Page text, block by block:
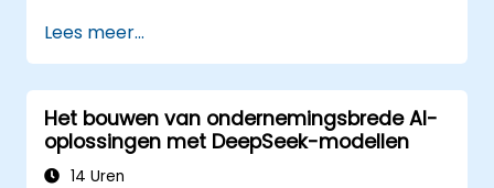
implementeren.
De prestaties van de API optimaliseren en
het gebruik ervan effectief beheren.
Lees meer...
Het bouwen van ondernemingsbrede AI-
oplossingen met DeepSeek-modellen
14 Uren